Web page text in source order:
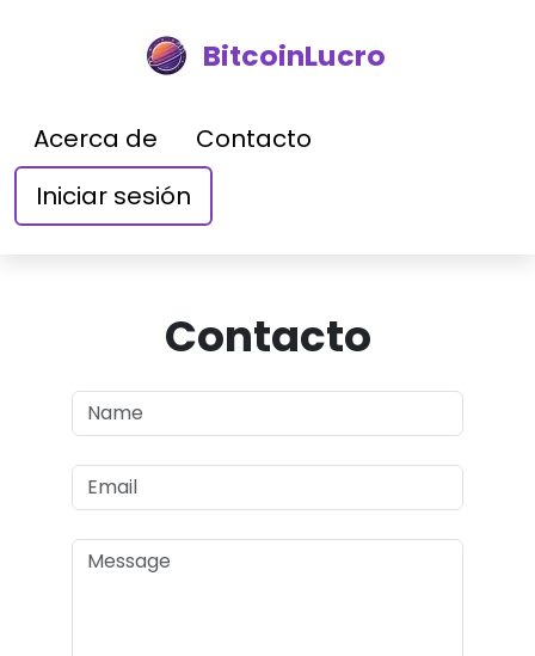
BitcoinLucro
Acerca de
Contacto
Iniciar sesión
Contacto